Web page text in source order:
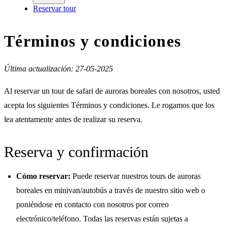
Reservar tour
Términos y condiciones
Última actualización: 27-05-2025
Al reservar un tour de safari de auroras boreales con nosotros, usted
acepta los siguientes Términos y condiciones. Le rogamos que los
lea atentamente antes de realizar su reserva.
Reserva y confirmación
Cómo reservar: Puede reservar nuestros tours de auroras
boreales en minivan/autobús a través de nuestro sitio web o
poniéndose en contacto con nosotros por correo
electrónico/teléfono. Todas las reservas están sujetas a